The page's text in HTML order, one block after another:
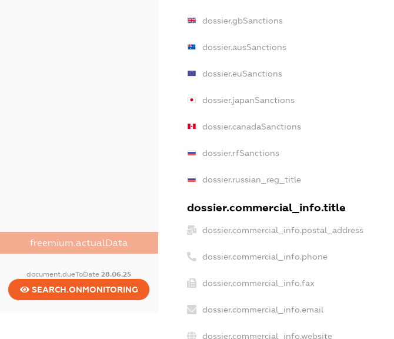
freemium.actualData
document.dueToDate28.06.25
SEARCH.ONMONITORING
dossier.gbSanctions
dossier.ausSanctions
dossier.euSanctions
dossier.japanSanctions
dossier.canadaSanctions
dossier.rfSanctions
dossier.russian_reg_title
dossier.commercial_info.title
dossier.commercial_info.postal_address
dossier.commercial_info.phone
dossier.commercial_info.fax
dossier.commercial_info.email
dossier.commercial_info.website